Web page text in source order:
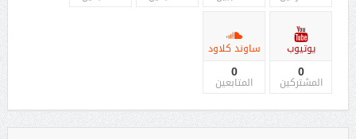
يوتيوب
0
المشتركين
ساوند كلاود
0
المتابعين